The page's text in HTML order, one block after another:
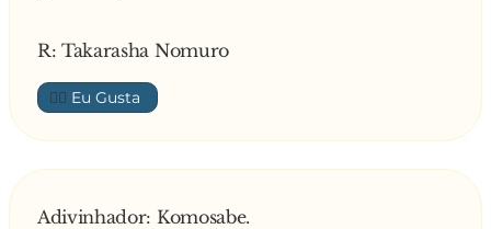
R: Takarasha Nomuro
👍🏼
Adivinhador: Komosabe.